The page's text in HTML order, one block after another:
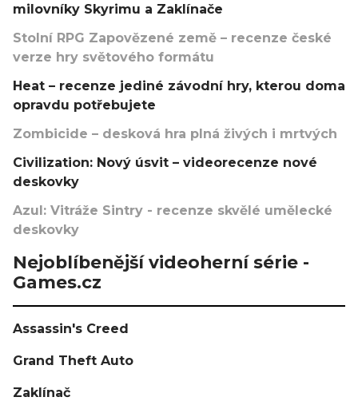
milovníky Skyrimu a Zaklínače
Stolní RPG Zapovězené země – recenze české
verze hry světového formátu
Heat – recenze jediné závodní hry, kterou doma
opravdu potřebujete
Zombicide – desková hra plná živých i mrtvých
Civilization: Nový úsvit – videorecenze nové
deskovky
Azul: Vitráže Sintry - recenze skvělé umělecké
deskovky
Nejoblíbenější videoherní série -
Games.cz
Assassin's Creed
Grand Theft Auto
Zaklínač